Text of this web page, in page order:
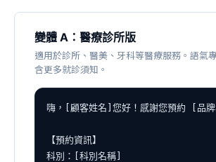
變體 A：醫療診所版
適用於診所、醫美、牙科等醫療服務。語氣
含更多就診須知。
嗨，[顧客姓名]您好！感謝您預約 [品
【預約資訊】
科別：[科別名稱]